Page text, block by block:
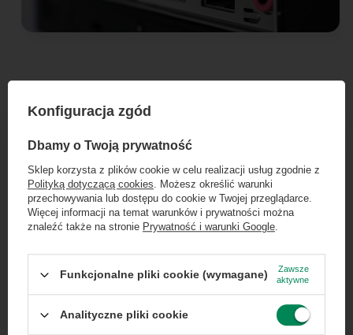
Maksymalna swoboda połączeń -
bez zbędnych adapterów
TwójKomputer Alienware Aurora R6to
kompletne centrum łączności. Zapomnij o
kłopotliwych przejściówkach i inwestowaniu w
dodatkowe huby. Przemyślany zestaw
Dołącz do newslettera Green
Computers
Zgarnij jako pierwszy informacje o zniżkach i
rabatach w naszym sklepie!
...lub zadzwoń od razu, aby odebrać
przy zamówieniu telefonicznym
50 zł rabatu!
Rabat 50 zł przy zamówieniach powyżej 300 zł. Oferta
Konfiguracja zgód
Dbamy o Twoją prywatność
Sklep korzysta z plików cookie w celu realizacji usług zgodnie z
Polityką dotyczącą cookies. Możesz określić warunki
przechowywania lub dostępu do cookie w Twojej przeglądarce.
Więcej informacji na temat warunków i prywatności można
znaleźć także na stronie Prywatność i warunki Google.
Funkcjonalne pliki cookie (wymagane)
Zawsze
aktywne
Analityczne pliki cookie